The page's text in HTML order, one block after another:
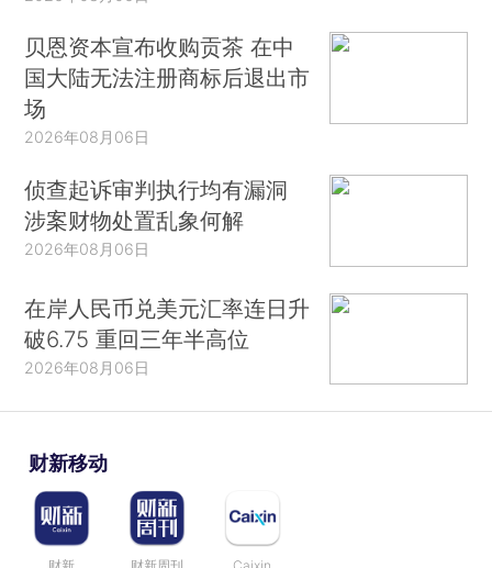
贝恩资本宣布收购贡茶 在中
国大陆无法注册商标后退出市
场
2026年08月06日
侦查起诉审判执行均有漏洞
涉案财物处置乱象何解
2026年08月06日
在岸人民币兑美元汇率连日升
破6.75 重回三年半高位
2026年08月06日
财新移动